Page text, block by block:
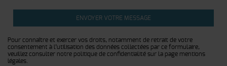
Pour connaître et exercer vos droits, notamment de retrait de votre
consentement à l’utilisation des données collectées par ce formulaire,
veuillez consulter notre politique de confidentialité sur la page mentions
légales